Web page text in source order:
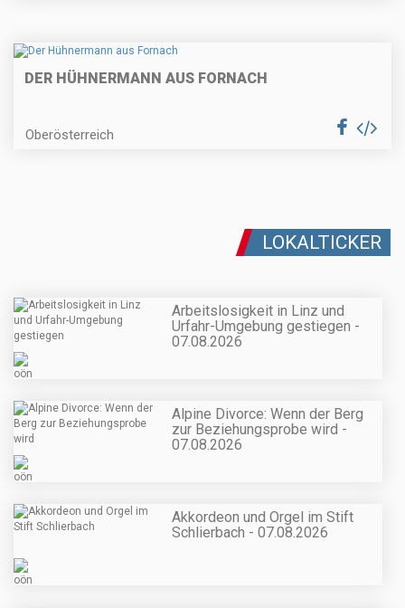
DER HÜHNERMANN AUS FORNACH
Oberösterreich
LOKALTICKER
Arbeitslosigkeit in Linz und
Urfahr-Umgebung gestiegen -
07.08.2026
Alpine Divorce: Wenn der Berg
zur Beziehungsprobe wird -
07.08.2026
Akkordeon und Orgel im Stift
Schlierbach - 07.08.2026